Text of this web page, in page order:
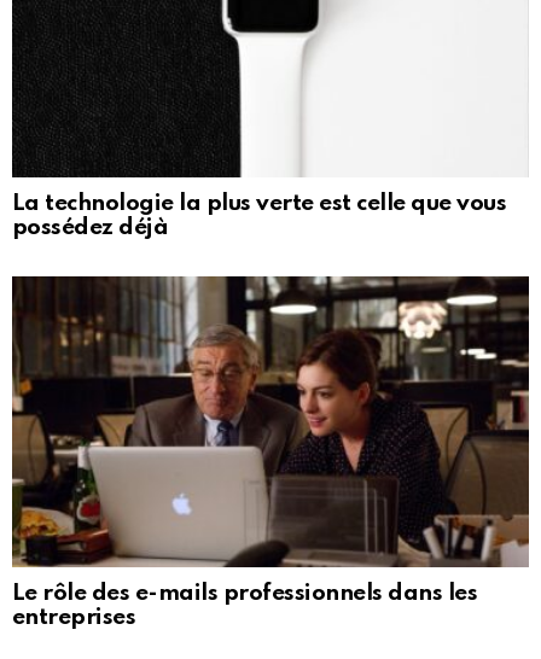
La technologie la plus verte est celle que vous
possédez déjà
Le rôle des e-mails professionnels dans les
entreprises